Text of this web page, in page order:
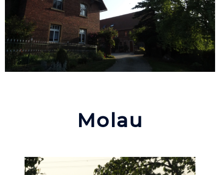
Molau